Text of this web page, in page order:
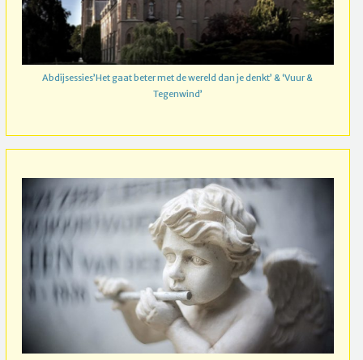
Abdijsessies’Het gaat beter met de wereld dan je denkt’ & ‘Vuur &
Tegenwind’